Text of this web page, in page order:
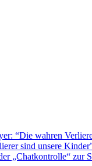
“Die wahren
sind unsere
„Chatkontrolle“ zur